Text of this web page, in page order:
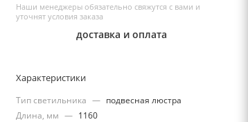
Наши менеджеры обязательно свяжутся с вами и
уточнят условия заказа
доставка и оплата
Характеристики
Тип светильника — подвесная люстра
Длина, мм — 1160